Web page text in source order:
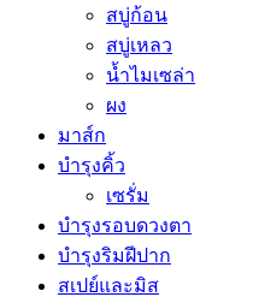
สบู่ก้อน
สบู่เหลว
น้ำไมเซล่า
ผง
มาส์ก
บำรุงคิ้ว
เซรั่ม
บำรุงรอบดวงตา
บำรุงริมฝีปาก
สเปย์และมิส